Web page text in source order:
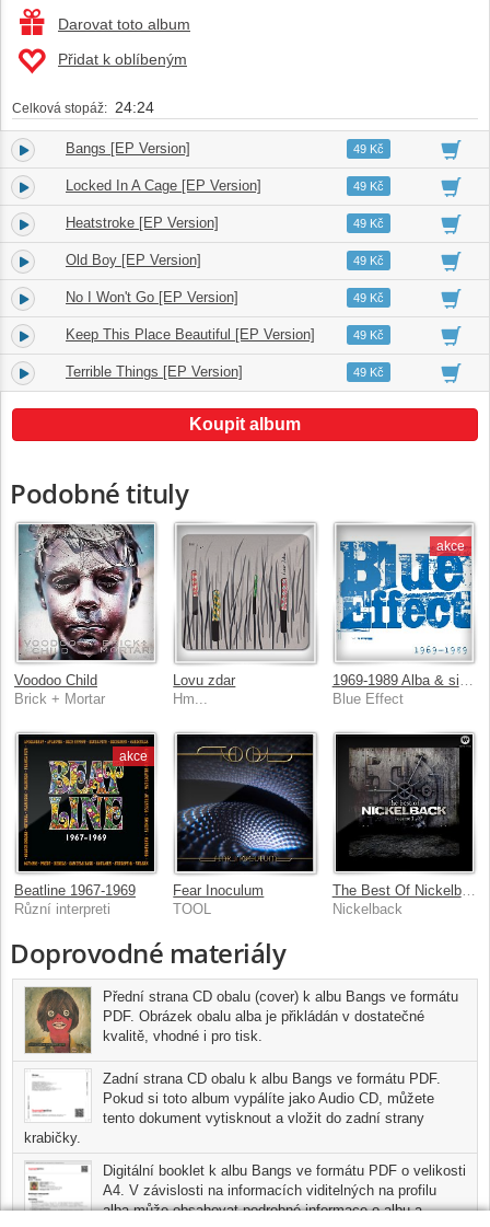
Darovat toto album
Přidat k oblíbeným
Celková stopáž: 24:24
1. Bangs [EP Version] 03:5249 Kč
2. Locked In A Cage [EP Version] 03:1749 Kč
3. Heatstroke [EP Version] 03:4749 Kč
4. Old Boy [EP Version] 02:2349 Kč
5. No I Won't Go [EP Version] 03:0849 Kč
6. Keep This Place Beautiful [EP Version] 04:0449 Kč
7. Terrible Things [EP Version] 03:5349 Kč
Koupit album
Podobné tituly
Voodoo Child
Brick + Mortar
Lovu zdar
Hm...
akce
Blue Effect
akce
Beatline 1967-1969
Různí interpreti
Fear Inoculum
TOOL
The Best Of Nickelback Volume 1
Nickelback
Doprovodné materiály
Přední strana CD obalu (cover) k albu Bangs ve formátu
PDF. Obrázek obalu alba je přikládán v dostatečné
kvalitě, vhodné i pro tisk.
Zadní strana CD obalu k albu Bangs ve formátu PDF.
Pokud si toto album vypálíte jako Audio CD, můžete
tento dokument vytisknout a vložit do zadní strany
krabičky.
Digitální booklet k albu Bangs ve formátu PDF o velikosti
A4. V závislosti na informacích viditelných na profilu
alba může obsahovat podrobné informace o albu a